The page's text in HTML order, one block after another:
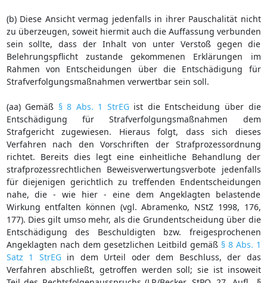
(b) Diese Ansicht vermag jedenfalls in ihrer Pauschalität nicht
zu überzeugen, soweit hiermit auch die Auffassung verbunden
sein sollte, dass der Inhalt von unter Verstoß gegen die
Belehrungspflicht zustande gekommenen Erklärungen im
Rahmen von Entscheidungen über die Entschädigung für
Strafverfolgungsmaßnahmen verwertbar sein soll.
(aa) Gemäß § 8 Abs. 1 StrEGist die Entscheidung über die
Entschädigung für Strafverfolgungsmaßnahmen dem
Strafgericht zugewiesen. Hieraus folgt, dass sich dieses
Verfahren nach den Vorschriften der Strafprozessordnung
richtet. Bereits dies legt eine einheitliche Behandlung der
strafprozessrechtlichen Beweisverwertungsverbote jedenfalls
für diejenigen gerichtlich zu treffenden Endentscheidungen
nahe, die - wie hier - eine dem Angeklagten belastende
Wirkung entfalten können (vgl. Abramenko, NStZ 1998, 176,
177). Dies gilt umso mehr, als die Grundentscheidung über die
Entschädigung des Beschuldigten bzw. freigesprochenen
Angeklagten nach dem gesetzlichen Leitbild gemäß § 8 Abs. 1
Satz 1 StrEGin dem Urteil oder dem Beschluss, der das
Verfahren abschließt, getroffen werden soll; sie ist insoweit